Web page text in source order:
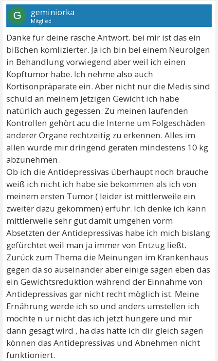
G geminiorka
Mitglied
Danke für deine rasche Antwort. bei mir ist das ein
bißchen komlizierter. Ja ich bin bei einem Neurolgen
in Behandlung vorwiegend aber weil ich einen
Kopftumor habe. Ich nehme also auch
Kortisonpräparate ein. Aber nicht nur die Medis sind
schuld an meinem jetzigen Gewicht ich habe
natürlich auch gegessen. Zu meinen laufenden
Kontrollen gehört acu die Interne um Folgeschäden
anderer Organe rechtzeitig zu erkennen. Alles im
allen wurde mir dringend geraten mindestens 10 kg
abzunehmen.
Ob ich die Antidepressivas überhaupt noch brauche
weiß ich nicht ich habe sie bekommen als ich von
meinem ersten Tumor ( leider ist mittlerweile ein
zweiter dazu gekommen) erfuhr. Ich denke ich kann
mittlerweile sehr gut damit umgehen vorm
Absetzten der Antidepressivas habe ich mich bislang
gefürchtet weil man ja immer von Entzug ließt.
Zurück zum Thema die Meinungen im Krankenhaus
gegen da so auseinander aber einige sagen eben das
ein Gewichtsreduktion während der Einnahme von
Antidepressivas gar nicht recht möglich ist. Meine
Ernährung werde ich so und anders umstellen ich
möchte n ur nicht das ich jetzt hungere und mir
dann gesagt wird , ha das hätte ich dir gleich sagen
können das Antidepressivas und Abnehmen nicht
funktioniert.